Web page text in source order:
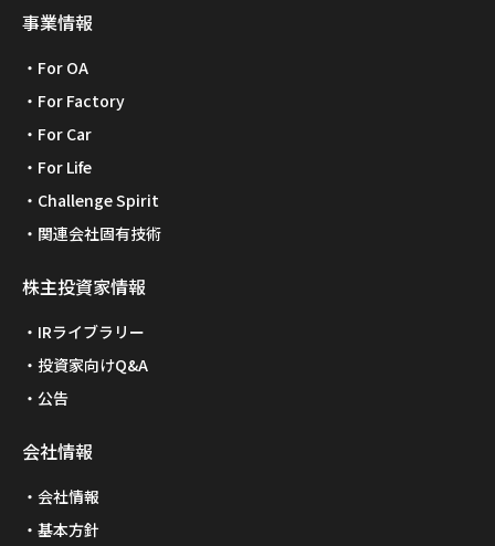
事業情報
For OA
For Factory
For Car
For Life
Challenge Spirit
関連会社固有技術
株主投資家情報
IRライブラリー
投資家向けQ&A
公告
会社情報
会社情報
基本方針